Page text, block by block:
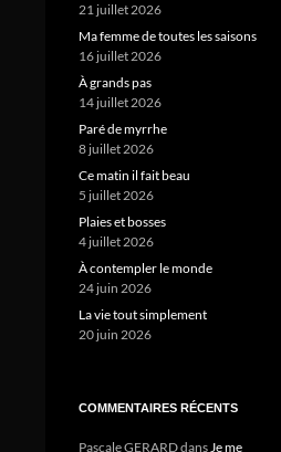
21 juillet 2026
Ma femme de toutes les saisons
16 juillet 2026
À grands pas
14 juillet 2026
Paré de myrrhe
8 juillet 2026
Ce matin il fait beau
5 juillet 2026
Plaies et bosses
4 juillet 2026
À contempler le monde
24 juin 2026
La vie tout simplement
20 juin 2026
COMMENTAIRES RÉCENTS
Pascale GERARDdansJe me